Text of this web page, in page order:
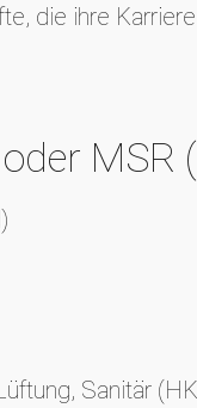
die ihre
Sanitär